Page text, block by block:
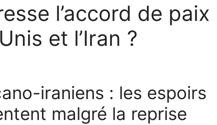
l’accord de paix
et l’Iran ?
iraniens : les espoirs
malgré la reprise